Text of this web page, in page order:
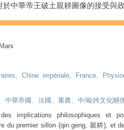
於中華帝王破土親耕圖像的接受與
Chine impériale, France,
中華帝國、法國、重農、中/歐跨文化關
implications philosophiques et
du premier sillon (qin geng, 親耕), et